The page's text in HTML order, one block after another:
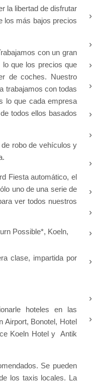
la libertad de disfrutar
los más bajos precios
con un gran
que los precios que
de coches. Nuestro
trabajamos con todas
lo que cada empresa
todos ellos basados
robo de vehículos y
Fiesta automático, el
uno de una serie de
ver todos nuestros
Possible*, Koeln,
clase, impartida por
hoteles en las
Airport, Bonotel, Hotel
Koeln Hotel y Antik
Se pueden
los taxis locales. La